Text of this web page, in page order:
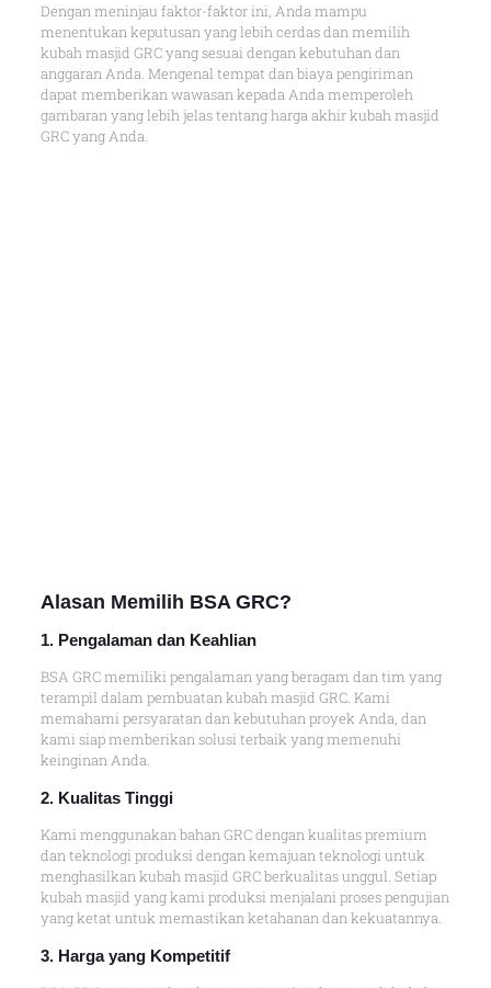
Dengan meninjau faktor-faktor ini, Anda mampu
menentukan keputusan yang lebih cerdas dan memilih
kubah masjid GRC yang sesuai dengan kebutuhan dan
anggaran Anda. Mengenal tempat dan biaya pengiriman
dapat memberikan wawasan kepada Anda memperoleh
gambaran yang lebih jelas tentang harga akhir kubah masjid
GRC yang Anda.
Alasan Memilih BSA GRC?
1. Pengalaman dan Keahlian
BSA GRC memiliki pengalaman yang beragam dan tim yang
terampil dalam pembuatan kubah masjid GRC. Kami
memahami persyaratan dan kebutuhan proyek Anda, dan
kami siap memberikan solusi terbaik yang memenuhi
keinginan Anda.
2. Kualitas Tinggi
Kami menggunakan bahan GRC dengan kualitas premium
dan teknologi produksi dengan kemajuan teknologi untuk
menghasilkan kubah masjid GRC berkualitas unggul. Setiap
kubah masjid yang kami produksi menjalani proses pengujian
yang ketat untuk memastikan ketahanan dan kekuatannya.
3. Harga yang Kompetitif